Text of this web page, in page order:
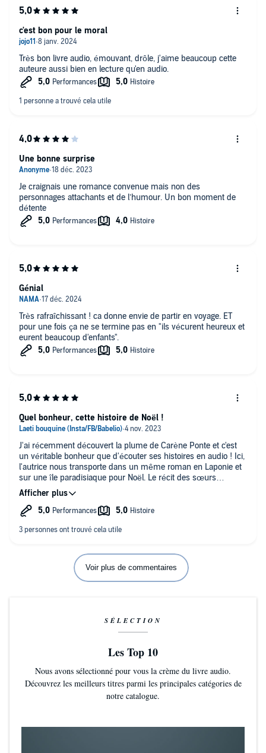
Très bon livre audio, émouvant, drôle, j'aime beaucoup cette
auteure aussi bien en lecture qu'en audio.
c'est bon pour le moral
Je craignais une romance convenue mais non des
personnages attachants et de l’humour. Un bon moment de
détente
Une bonne surprise
Très rafraîchissant ! ca donne envie de partir en voyage. ET
pour une fois ça ne se termine pas en "ils vécurent heureux et
eurent beaucoup d'enfants".
Génial
J'ai récemment découvert la plume de Carène Ponte et c'est
un véritable bonheur que d'écouter ses histoires en audio ! Ici,
l'autrice nous transporte dans un même roman en Laponie et
sur une île paradisiaque pour Noël. Le récit des sœurs
Carpentier est aussi doux que les biscuits de Noël, bien écrit,
drôle et tendre à la fois. Je recommande la lecture audio de ce
livre pour celles et ceux qui ont envie de se plonger dans une
l'autrice, puis par Ariane Brousse qui ma transportée avec elle
auxquels on s'attache dès les premières lignes!
Quel bonheur, cette histoire de Noël !
Voir plus de commentaires
SÉLECTION
Les Top 10
Nous avons sélectionné pour vous la crème du livre audio.
Découvrez les meilleurs titres parmi les principales catégories de
notre catalogue.